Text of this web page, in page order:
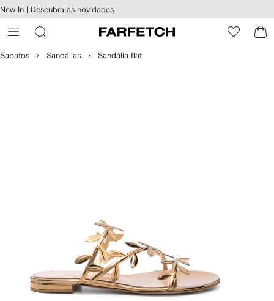
o
New In | Descubra as novidades
Sapatos Sandálias Sandália flat